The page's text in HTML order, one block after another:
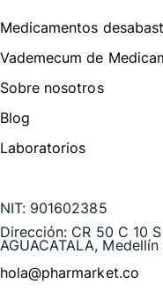
Medicamentos
Vademecum de
Sobre nosotros
Blog
Laboratorios
NIT: 901602385
Dirección: CR 50 C 10
AGUACATALA,
hola@pharmarket.co